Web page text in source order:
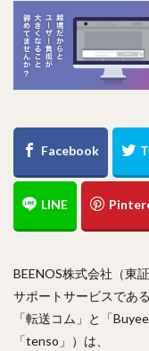
BEENOS株式会社（東
サポートサービスである
「転送コム」と「
「tenso」）は、